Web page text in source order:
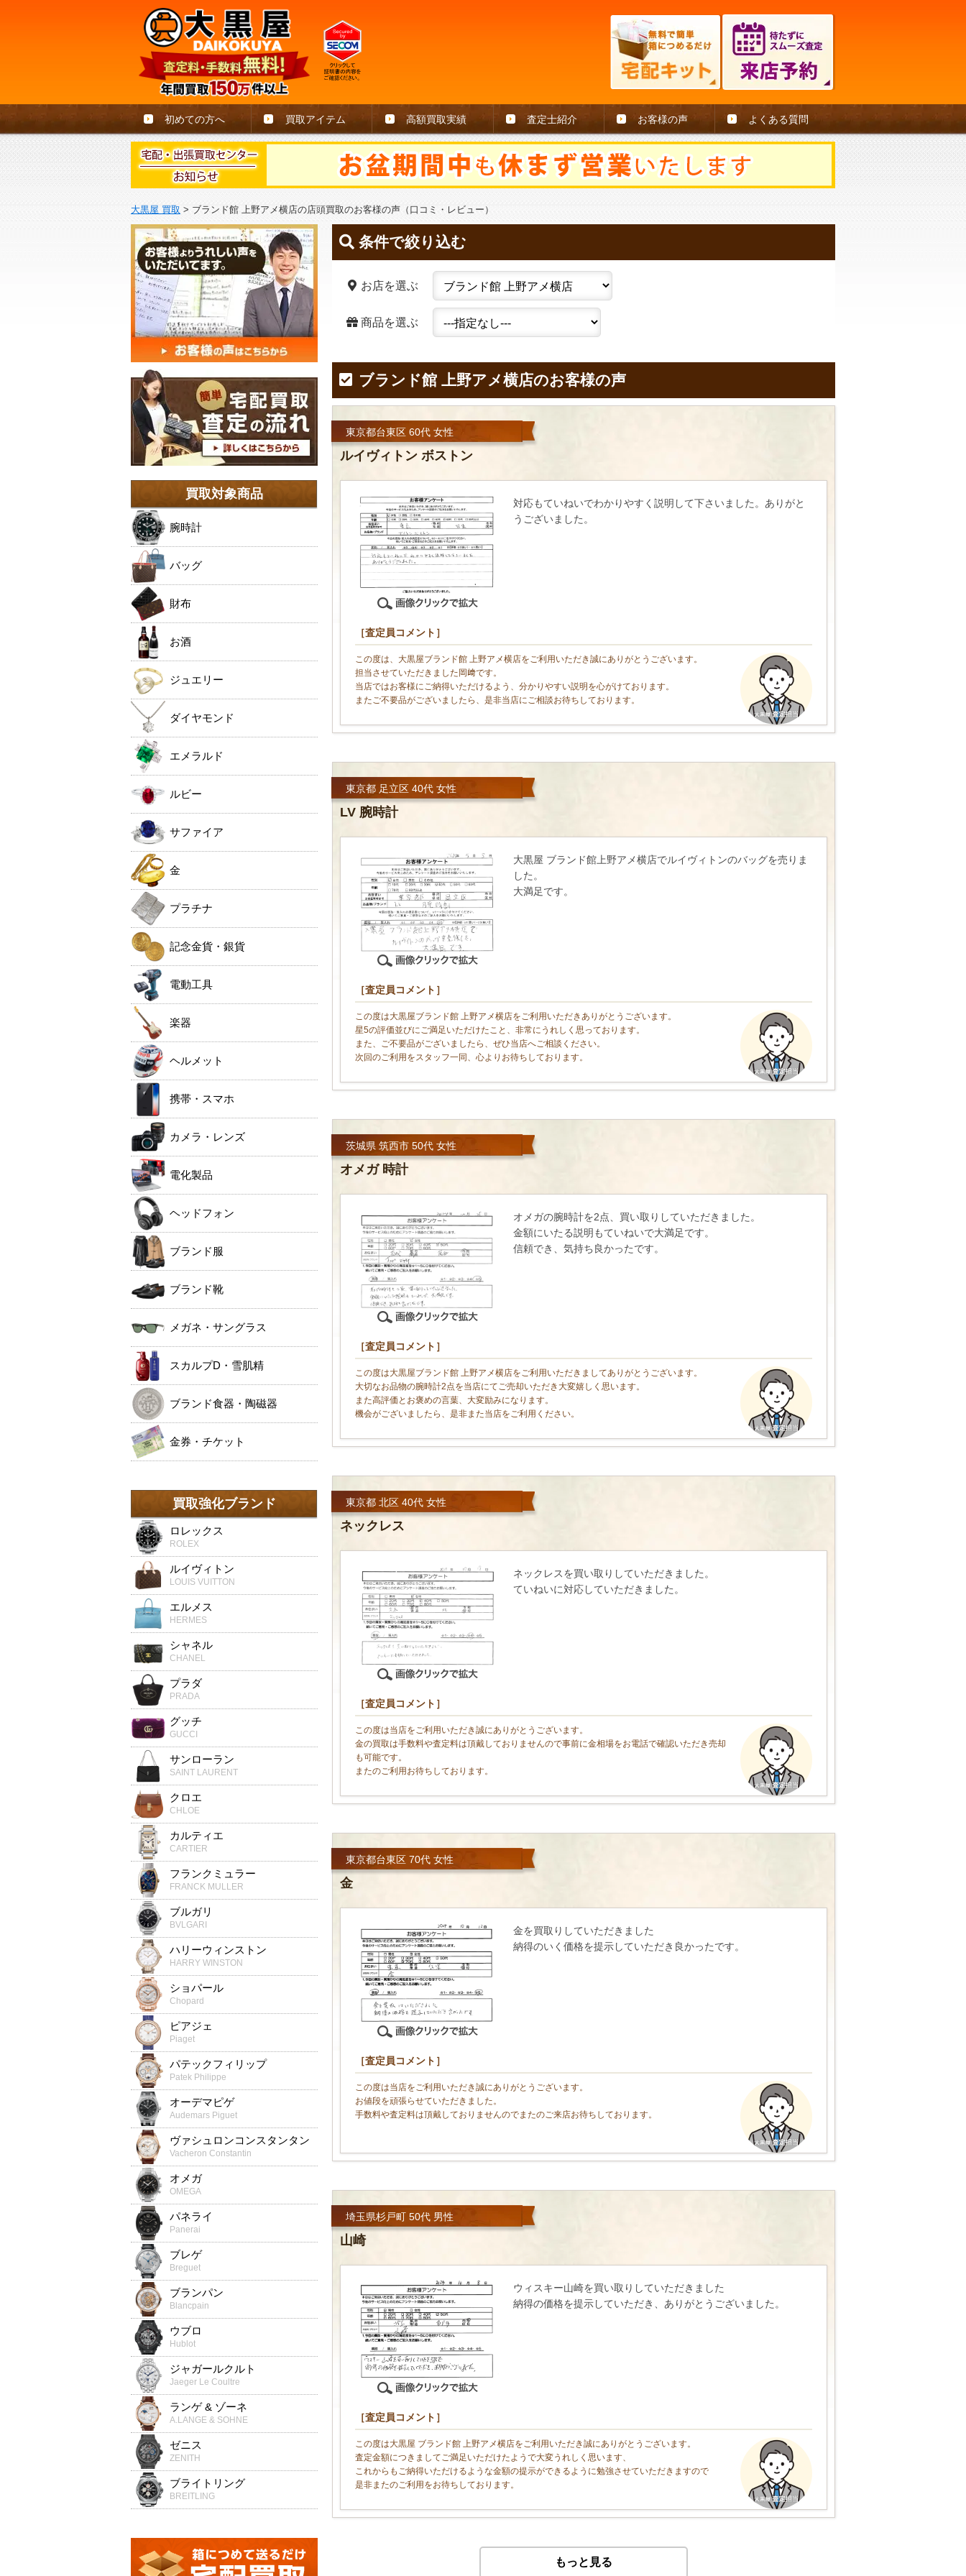
初めての方へ 買取アイテム 高額買取実績 査定士紹介 お客様の声 よくある質問
大黒屋 買取 > ブランド館 上野アメ横店の店頭買取のお客様の声（口コミ・レビュー）
条件で絞り込む
お店を選ぶ
商品を選ぶ
ブランド館 上野アメ横店のお客様の声
東京都台東区 60代 女性
ルイヴィトン ボストン
対応もていねいでわかりやすく説明して下さいました。ありがと
うございました。
［査定員コメント］
この度は、大黒屋ブランド館 上野アメ横店をご利用いただき誠にありがとうございます。
担当させていただきました岡﨑です。
当店ではお客様にご納得いただけるよう、分かりやすい説明を心がけております。
またご不要品がございましたら、是非当店にご相談お待ちしております。
東京都 足立区 40代 女性
LV 腕時計
大黒屋 ブランド館上野アメ横店でルイヴィトンのバッグを売りま
した。
大満足です。
［査定員コメント］
この度は大黒屋ブランド館 上野アメ横店をご利用いただきありがとうございます。
星5の評価並びにご満足いただけたこと、非常にうれしく思っております。
また、ご不要品がございましたら、ぜひ当店へご相談ください。
次回のご利用をスタッフ一同、心よりお待ちしております。
茨城県 筑西市 50代 女性
オメガ 時計
オメガの腕時計を2点、買い取りしていただきました。
金額にいたる説明もていねいで大満足です。
信頼でき、気持ち良かったです。
［査定員コメント］
この度は大黒屋ブランド館 上野アメ横店をご利用いただきましてありがとうございます。
大切なお品物の腕時計2点を当店にてご売却いただき大変嬉しく思います。
また高評価とお褒めの言葉、大変励みになります。
機会がございましたら、是非また当店をご利用ください。
東京都 北区 40代 女性
ネックレス
ネックレスを買い取りしていただきました。
ていねいに対応していただきました。
［査定員コメント］
この度は当店をご利用いただき誠にありがとうございます。
金の買取は手数料や査定料は頂戴しておりませんので事前に金相場をお電話で確認いただき売却
も可能です。
またのご利用お待ちしております。
東京都台東区 70代 女性
金
金を買取りしていただきました
納得のいく価格を提示していただき良かったです。
［査定員コメント］
この度は当店をご利用いただき誠にありがとうございます。
お値段を頑張らせていただきました。
手数料や査定料は頂戴しておりませんのでまたのご来店お待ちしております。
埼玉県杉戸町 50代 男性
山崎
ウィスキー山崎を買い取りしていただきました
納得の価格を提示していただき、ありがとうございました。
［査定員コメント］
この度は大黒屋 ブランド館 上野アメ横店をご利用いただき誠にありがとうございます。
査定金額につきましてご満足いただけたようで大変うれしく思います、
これからもご納得いただけるような金額の提示ができるように勉強させていただきますので
是非またのご利用をお待ちしております。
もっと見る
買取対象商品
腕時計
バッグ
財布
お酒
ジュエリー
ダイヤモンド
エメラルド
ルビー
サファイア
金
プラチナ
記念金貨・銀貨
電動工具
楽器
ヘルメット
携帯・スマホ
カメラ・レンズ
電化製品
ヘッドフォン
ブランド服
ブランド靴
メガネ・サングラス
スカルプD・雪肌精
ブランド食器・陶磁器
金券・チケット
買取強化ブランド
ロレックス
ROLEX
ルイヴィトン
LOUIS VUITTON
エルメス
HERMES
シャネル
CHANEL
プラダ
PRADA
グッチ
GUCCI
サンローラン
SAINT LAURENT
クロエ
CHLOE
カルティエ
CARTIER
フランクミュラー
FRANCK MULLER
ブルガリ
BVLGARI
ハリーウィンストン
HARRY WINSTON
ショパール
Chopard
ピアジェ
Piaget
パテックフィリップ
Patek Philippe
オーデマピゲ
Audemars Piguet
ヴァシュロンコンスタンタン
Vacheron Constantin
オメガ
OMEGA
パネライ
Panerai
ブレゲ
Breguet
ブランパン
Blancpain
ウブロ
Hublot
ジャガールクルト
Jaeger Le Coultre
ランゲ & ゾーネ
A.LANGE & SOHNE
ゼニス
ZENITH
ブライトリング
BREITLING